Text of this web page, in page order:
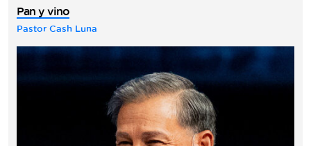
Pan y vino
Pastor Cash Luna